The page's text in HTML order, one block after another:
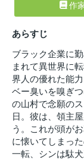
作
あらすじ
ブラック企業に
まれて異世界に
界人の優れた能
ベー臭いを嗅ぎ
の山村で念願の
日。彼は、領主
う。これが頭が
に懐いてしまっ
一転、シンは駄